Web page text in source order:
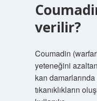
verilir?
Coumadin
yeteneğini
kan damarlarında
tıkanıklıkların